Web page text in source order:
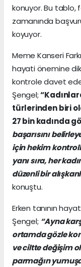
konuyor. Bu tablo,
zamanında
koyuyor.
Meme Kanseri
hayati önemine
kontrole davet
Şengel;
türlerinden biri
27 bin kadında
başarısını
için hekim
yanı sıra, her
düzenli bir
konuştu.
Erken tanının
Şengel; “Ayna
ortamda gözle
ve ciltte değişim
parmağın